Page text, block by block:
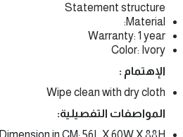
Statement structure
Material:
Warranty: 1 year
Color: Ivory
الإهتمام :
Wipe clean with dry cloth
المواصفات التفصيلية:
Dimension in CM: 56L X 60W X 88H